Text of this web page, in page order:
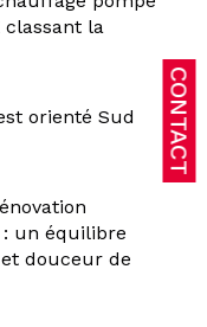
CONTACT
classant la
orienté Sud
: un équilibre
douceur de